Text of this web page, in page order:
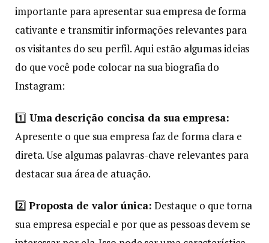
importante para apresentar sua empresa de forma
cativante e transmitir informações relevantes para
os visitantes do seu perfil. Aqui estão algumas ideias
do que você pode colocar na sua biografia do
Instagram:
1️⃣ Uma descrição concisa da sua empresa:
Apresente o que sua empresa faz de forma clara e
direta. Use algumas palavras-chave relevantes para
destacar sua área de atuação.
2️⃣ Proposta de valor única: Destaque o que torna
sua empresa especial e por que as pessoas devem se